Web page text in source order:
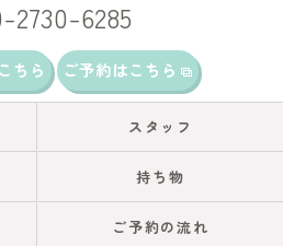
2730-6285
ちら ご予約はこちら
スタッフ
持ち物
ご予約の流れ